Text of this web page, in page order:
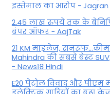
इस्तेमाल का आरोप - Jagran
2.45 लाख रुपये तक के
बंपर ऑफर - AajTak
21 KM माइलेज, सनरूफ...कीमत
Mahindra की सबसे बेस्ट
- News18 Hindi
E20 पेट्रोल विवाद और